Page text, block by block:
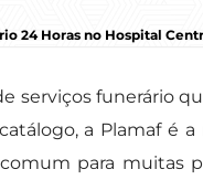
24 Horas no Hospital
serviços funerário
a Plamaf é
para muitas